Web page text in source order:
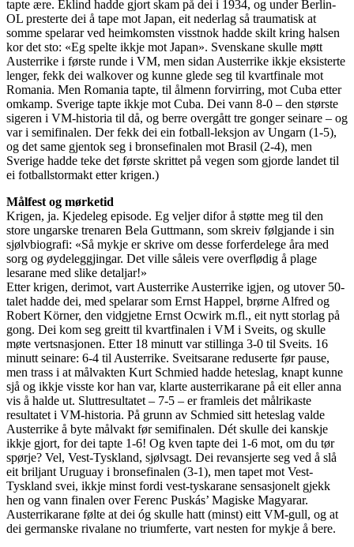
tapte ære. Eklind hadde gjort skam på dei i 1934, og under Berlin-
OL presterte dei å tape mot Japan, eit nederlag så traumatisk at
somme spelarar ved heimkomsten visstnok hadde skilt kring halsen
kor det sto: «Eg spelte ikkje mot Japan». Svenskane skulle møtt
Austerrike i første runde i VM, men sidan Austerrike ikkje eksisterte
lenger, fekk dei walkover og kunne glede seg til kvartfinale mot
Romania. Men Romania tapte, til ålmenn forvirring, mot Cuba etter
omkamp. Sverige tapte ikkje mot Cuba. Dei vann 8-0 – den største
sigeren i VM-historia til då, og berre overgått tre gonger seinare – og
var i semifinalen. Der fekk dei ein fotball-leksjon av Ungarn (1-5),
og det same gjentok seg i bronsefinalen mot Brasil (2-4), men
Sverige hadde teke det første skrittet på vegen som gjorde landet til
ei fotballstormakt etter krigen.)
Målfest og mørketid
Krigen, ja. Kjedeleg episode. Eg veljer difor å støtte meg til den
store ungarske trenaren Bela Guttmann, som skreiv følgjande i sin
sjølvbiografi: «Så mykje er skrive om desse forferdelege åra med
sorg og øydeleggjingar. Det ville såleis vere overflødig å plage
lesarane med slike detaljar!»
Etter krigen, derimot, vart Austerrike Austerrike igjen, og utover 50-
talet hadde dei, med spelarar som Ernst Happel, brørne Alfred og
Robert Körner, den vidgjetne Ernst Ocwirk m.fl., eit nytt storlag på
gong. Dei kom seg greitt til kvartfinalen i VM i Sveits, og skulle
møte vertsnasjonen. Etter 18 minutt var stillinga 3-0 til Sveits. 16
minutt seinare: 6-4 til Austerrike. Sveitsarane reduserte før pause,
men trass i at målvakten Kurt Schmied hadde heteslag, knapt kunne
sjå og ikkje visste kor han var, klarte austerrikarane på eit eller anna
vis å halde ut. Sluttresultatet – 7-5 – er framleis det målrikaste
resultatet i VM-historia. På grunn av Schmied sitt heteslag valde
Austerrike å byte målvakt før semifinalen. Dét skulle dei kanskje
ikkje gjort, for dei tapte 1-6! Og kven tapte dei 1-6 mot, om du tør
spørje? Vel, Vest-Tyskland, sjølvsagt. Dei revansjerte seg ved å slå
eit briljant Uruguay i bronsefinalen (3-1), men tapet mot Vest-
Tyskland svei, ikkje minst fordi vest-tyskarane sensasjonelt gjekk
hen og vann finalen over Ferenc Puskás’ Magiske Magyarar.
Austerrikarane følte at dei óg skulle hatt (minst) eitt VM-gull, og at
dei germanske rivalane no triumferte, vart nesten for mykje å bere.